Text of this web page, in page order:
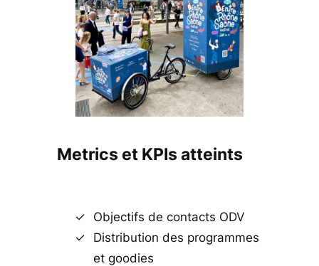
Metrics et KPIs atteints
Objectifs de contacts ODV
Distribution des programmes
et goodies